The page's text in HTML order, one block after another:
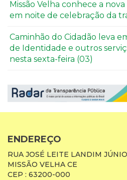
Missão Velha conhece a
em noite de celebração da
Caminhão do Cidadão leva
de Identidade e outros
nesta sexta-feira (03)
ENDEREÇO
RUA JOSÉ LEITE LANDIM
MISSÃO VELHA CE
CEP : 63200-000